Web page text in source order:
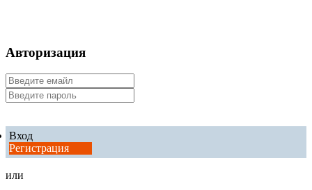
Авторизация
Вход
Регистрация
или